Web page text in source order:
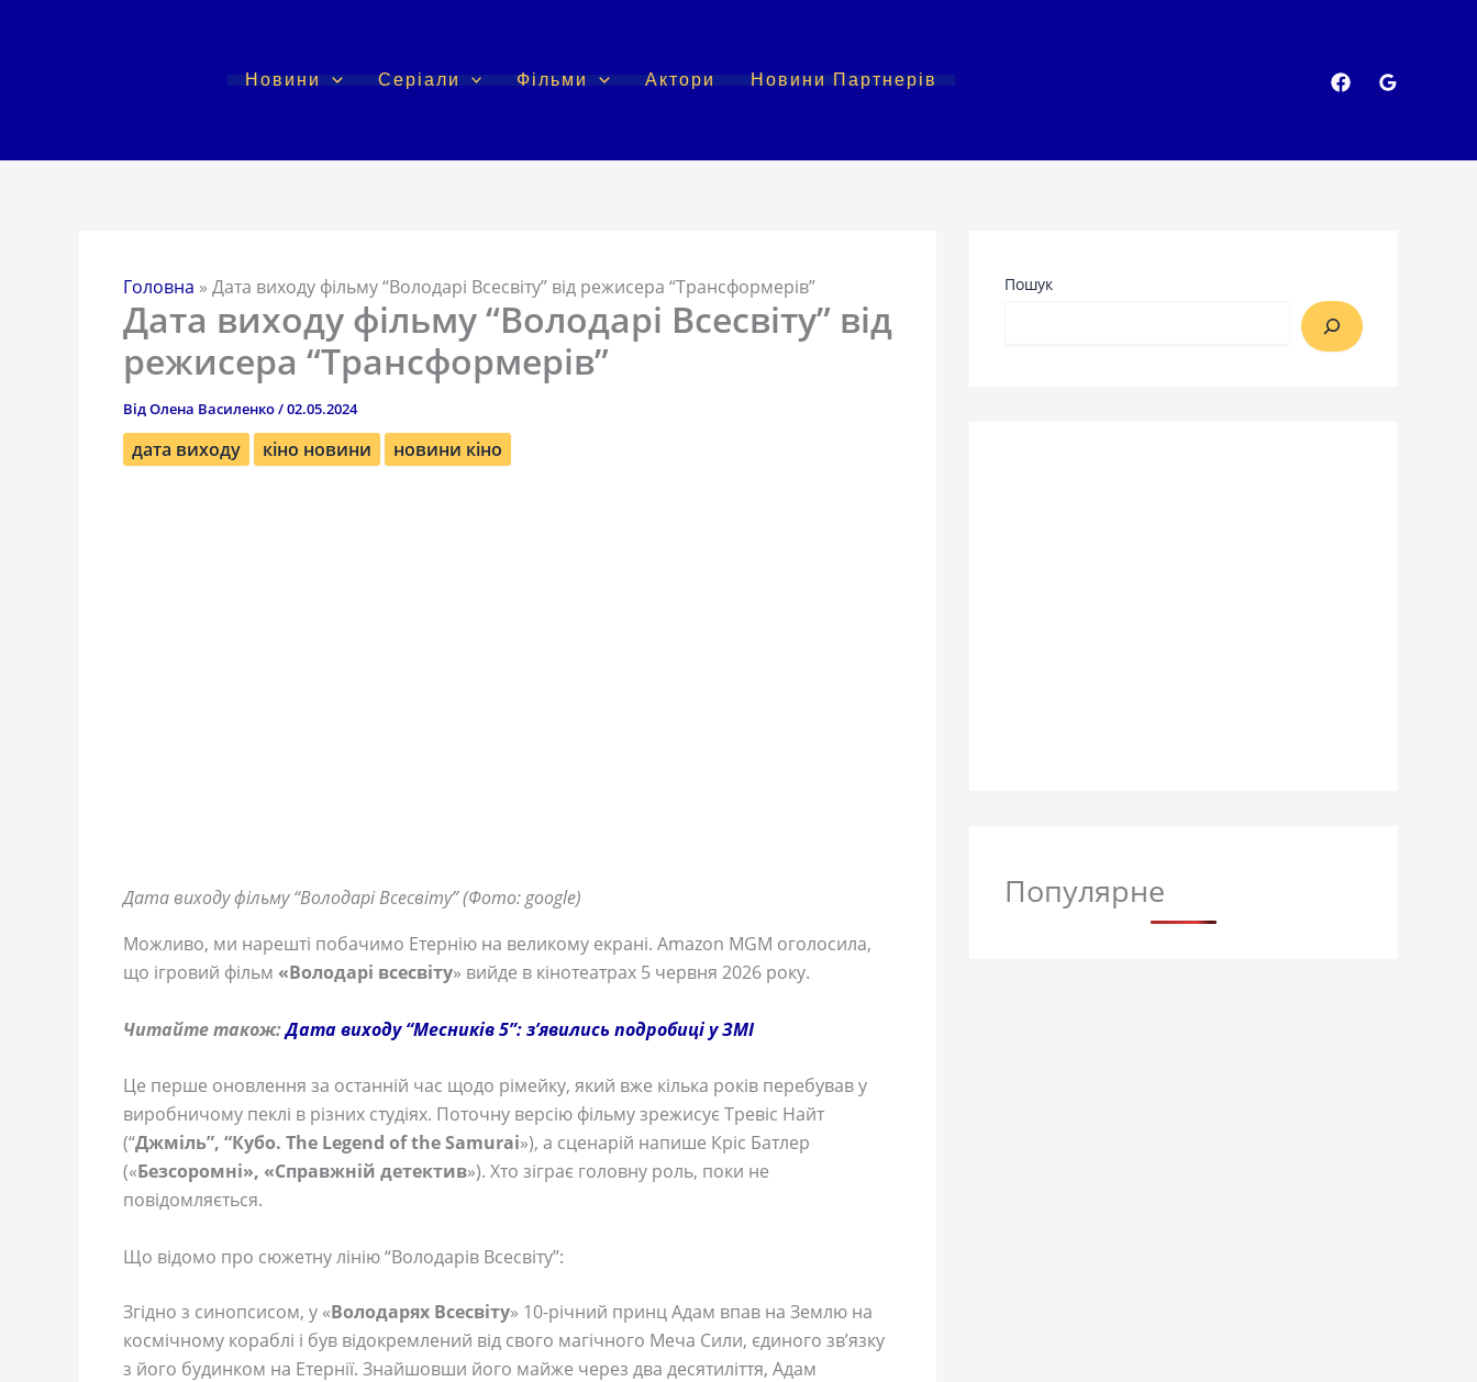
Новини Серіали Фільми Актори Новини Партнерів
Головна » Дата виходу фільму “Володарі Всесвіту” від режисера “Трансформерів”
Дата виходу фільму “Володарі Всесвіту” від
режисера “Трансформерів”
ВідОлена Василенко/02.05.2024
дата виходу кіно новини новини кіно
Дата виходу фільму “Володарі Всесвіту” (Фото: google)
Можливо, ми нарешті побачимо Етернію на великому екрані. Amazon MGM оголосила,
що ігровий фільм «Володарі всесвіту» вийде в кінотеатрах 5 червня 2026 року.
Читайте також:Дата виходу “Месників 5”: з’явились подробиці у ЗМІ
Це перше оновлення за останній час щодо рімейку, який вже кілька років перебував у
виробничому пеклі в різних студіях. Поточну версію фільму зрежисує Тревіс Найт
(“Джміль”, “Кубо. The Legend of the Samurai»), а сценарій напише Кріс Батлер
(«Безсоромні», «Справжній детектив»). Хто зіграє головну роль, поки не
повідомляється.
Що відомо про сюжетну лінію “Володарів Всесвіту”:
Згідно з синопсисом, у «Володарях Всесвіту» 10-річний принц Адам впав на Землю на
космічному кораблі і був відокремлений від свого магічного Меча Сили, єдиного зв’язку
з його будинком на Етернії. Знайшовши його майже через два десятиліття, Адам
Пошук
Популярне